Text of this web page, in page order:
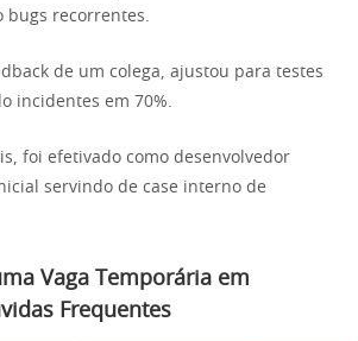
bugs recorrentes.
de um colega, ajustou para testes
incidentes em 70%.
foi efetivado como desenvolvedor
servindo de case interno de
Vaga Temporária em
Frequentes